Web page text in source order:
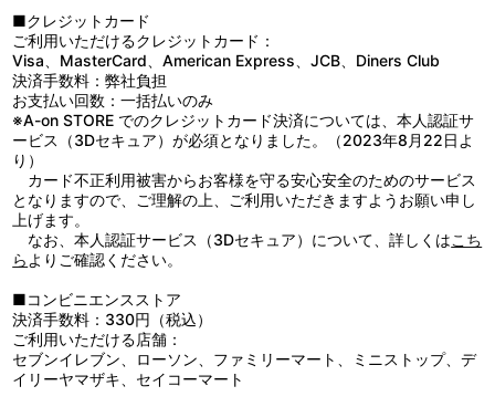
ット
らない気持ちになるのだった。
■第8話「キスゾンビ♡パニック」
楠莉が用意した「大好きな人とチューがしたくてしたくてたまら
なくなる薬」を間違って飲んでしまった羽香里、唐音、静、凪乃。
女子が飲んではいけないその薬によって、恋太郎とキスをすること
しか考えられないキスゾンビと化してしまった4人。楠莉いわく、
薬が全身に回りきる前に「打ち消しの薬」を飲ませなければ、4人
は一生このままだという。恋太郎と楠莉は4人を救うため、キスゾ
ンビの猛追を逃れながら化学室を目指す…！
原作：中村力斗、野澤ゆき子（集英社「週刊ヤングジャンプ」連
載）／監督：佐藤 光／シリーズ構成：あおしまたかし／キャラクタ
ーデザイン・総作画監督：矢野 茜／サブキャラクター・衣装デザイ
ン：西山実果／美術監督：扇山秋仁／美術設定：朝見知弥（絵
梦）、朝見美菜（絵梦）／色彩設計：松山愛子／撮影監督：島 直美
／編集：武宮むつみ／音響監督：土屋雅紀／音響効果：中島勝大
（スワラ・プロ）／音響制作：ブシロードムーブ／音楽：睦月周
平、滝澤俊輔（TRYTONELABO）、eba／音楽制作：ランティス／
アニメーション制作：バイブリーアニメーションスタジオ／製作：
君のことが大大大大大好きな製作委員会
■クレジットカード
ご利用いただけるクレジットカード：
Visa、MasterCard、American Express、JCB、Diners Club
決済手数料：弊社負担
お支払い回数：一括払いのみ
※A-on STORE でのクレジットカード決済については、本人認証サ
ービス（3Dセキュア）が必須となりました。（2023年8月22日よ
り）
カード不正利用被害からお客様を守る安心安全のためのサービス
となりますので、ご理解の上、ご利用いただきますようお願い申し
上げます。
なお、本人認証サービス（3Dセキュア）について、詳しくはこち
ら よりご確認ください。
■コンビニエンスストア
決済手数料：330円（税込）
ご利用いただける店舗：
セブンイレブン、ローソン、ファミリーマート、ミニストップ、デ
イリーヤマザキ、セイコーマート